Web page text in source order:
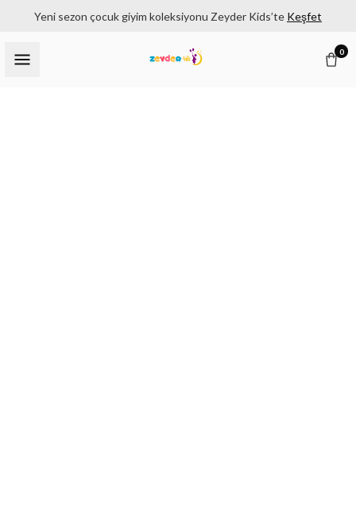
Yeni sezon çocuk giyim koleksiyonu Zeyder Kids’te Keşfet
0